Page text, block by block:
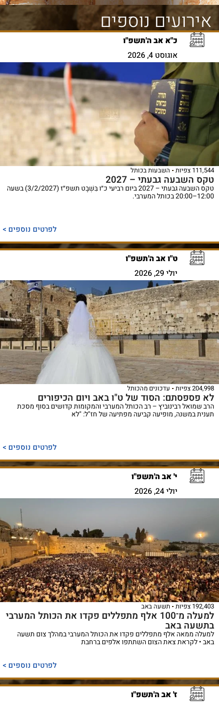
אירועים נוספים
כ"א אב ה'תשפ"ו
אוגוסט 4, 2026
111,544 צפיות השבעות בכותל
טקס השבעה גבעתי – 2027
טקס השבעה גבעתי – 2027 ביום רביעי כ״ו בִּשְׁבָט תשפ״ז (3/2/2027) בשעה
12:00–20:00 בכותל המערבי.
לפרטים נוספים >
ט"ו אב ה'תשפ"ו
יולי 29, 2026
204,998 צפיות עדכונים מהכותל
לא פספסתם: הסוד של ט"ו באב ויום הכיפורים
הרב שמואל רבינוביץ – רב הכותל המערבי והמקומות קדושים בסוף מסכת
תענית במשנה, מופיעה קביעה מפתיעה של חז"ל: "לא
לפרטים נוספים >
י' אב ה'תשפ"ו
יולי 24, 2026
192,403 צפיות תשעה באב
למעלה מ־100 אלף מתפללים פקדו את הכותל המערבי
בתשעה באב
למעלה ממאה אלף מתפללים פקדו את הכותל המערבי במהלך צום תשעה
באב • לקראת צאת הצום השתתפו אלפים ברחבת
לפרטים נוספים >
ז' אב ה'תשפ"ו